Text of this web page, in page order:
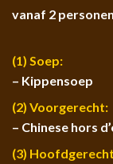
vanaf 2 personen
(1) Soep:
– Kippensoep
(2) Voorgerecht:
– Chinese hors
(3)